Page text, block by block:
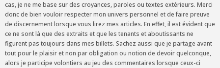
cas, je ne me base sur des croyances, paroles ou textes extérieurs. Merci
donc de bien vouloir respecter mon univers personnel et de faire preuve
de discernement lorsque vous lirez mes articles. En effet, il est évident que
ce ne sont là que des extraits et que les tenants et aboutissants ne
figurent pas toujours dans mes billets. Sachez aussi que je partage avant
tout pour le plaisir et non par obligation ou notion de devoir quelconque,
alors je participe volontiers au jeu des commentaires lorsque ceux-ci